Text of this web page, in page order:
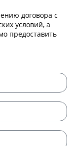
договора с
условий, а
предоставить